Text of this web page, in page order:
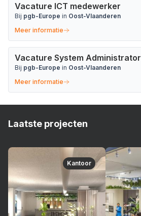
Vacature ICT medewerker
Bij pgb-Europe in Oost-Vlaanderen
Meer informatie
Vacature System Administrator
Bij pgb-Europe in Oost-Vlaanderen
Meer informatie
Laatste projecten
Kantoor